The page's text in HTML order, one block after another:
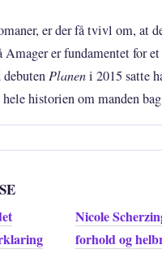
er der få tvivl om, at
er fundamentet for
Planeni 2015 satte
historien om manden
Nicole
forhold og